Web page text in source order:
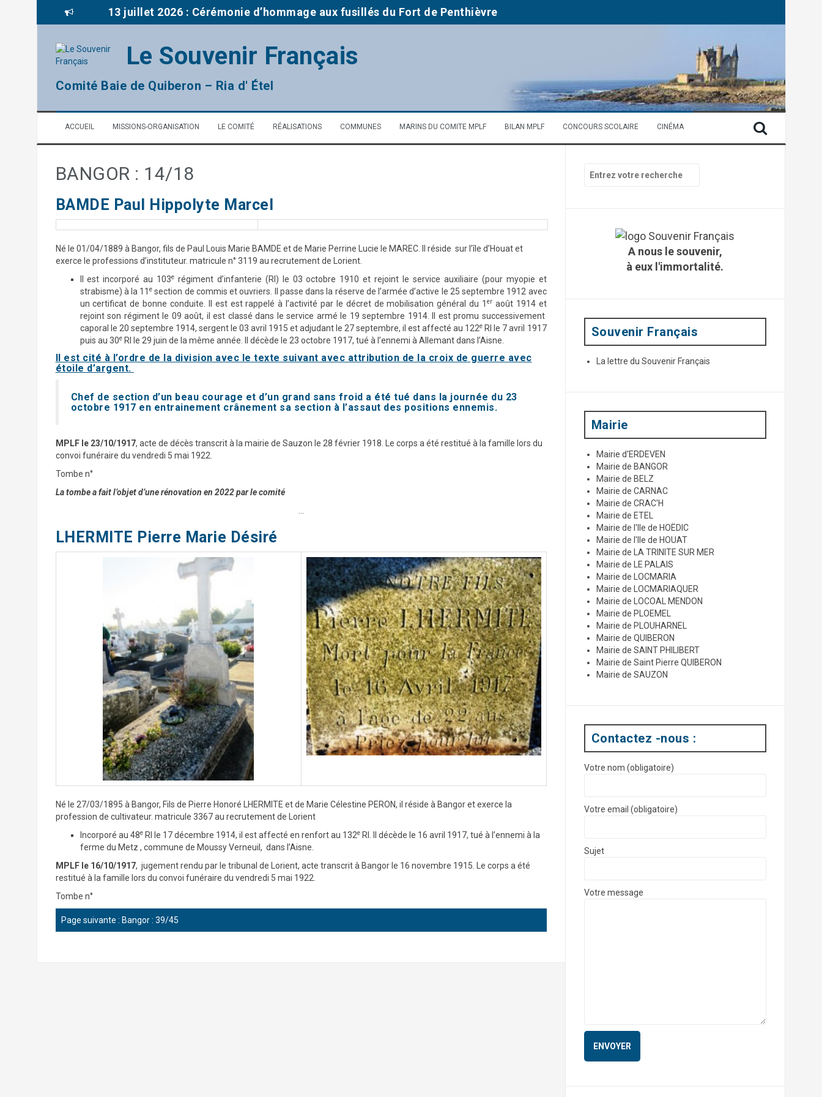
13 juillet 2026 : Cérémonie d’hommage aux fusillés du Fort de Penthièvre
03 juillet : Journée mémorielle concours scolaire 2025-2026
remise prix à la classe de CM2 de Notre Dame des Fleurs de Plouharnel
14 juillet 2026 : Cérémonie fête nationale à LE PALAIS (Belle Île en mer)
Le Souvenir Français
Comité Baie de Quiberon – Ria d' Étel
ACCUEIL MISSIONS-ORGANISATION LE COMITÉ RÉALISATIONS COMMUNES MARINS DU COMITE MPLF BILAN MPLF CONCOURS SCOLAIRE CINÉMA
BANGOR : 14/18
BAMDE Paul Hippolyte Marcel
Né le 01/04/1889 à Bangor, fils de Paul Louis Marie BAMDE et de Marie Perrine Lucie le MAREC. Il réside sur l’île d’Houat et
exerce le professions d’instituteur. matricule n° 3119 au recrutement de Lorient.
Il est incorporé au 103e régiment d’infanterie (RI) le 03 octobre 1910 et rejoint le service auxiliaire (pour myopie et
strabisme) à la 11e section de commis et ouvriers. Il passe dans la réserve de l’armée d’active le 25 septembre 1912 avec
un certificat de bonne conduite. Il est est rappelé à l’activité par le décret de mobilisation général du 1 eraoût 1914 et
rejoint son régiment le 09 août, il est classé dans le service armé le 19 septembre 1914. Il est promu successivement
caporal le 20 septembre 1914, sergent le 03 avril 1915 et adjudant le 27 septembre, il est affecté au 122e RI le 7 avril 1917
puis au 30eRI le 29 juin de la même année. Il décède le 23 octobre 1917, tué à l’ennemi à Allemant dans l’Aisne.
Il est cité à l’ordre de la division avec le texte suivant avec attribution de la croix de guerre avec
étoile d’argent.
Chef de section d’un beau courage et d’un grand sans froid a été tué dans la journée du 23
octobre 1917 en entrainement crânement sa section à l’assaut des positions ennemis.
MPLF le 23/10/1917, acte de décès transcrit à la mairie de Sauzon le 28 février 1918. Le corps a été restitué à la famille lors du
convoi funéraire du vendredi 5 mai 1922.
Tombe n°
La tombe a fait l’objet d’une rénovation en 2022 par le comité
LHERMITE Pierre Marie Désiré
Né le 27/03/1895 à Bangor, Fils de Pierre Honoré LHERMITE et de Marie Célestine PERON, il réside à Bangor et exerce la
profession de cultivateur. matricule 3367 au recrutement de Lorient
Incorporé au 48eRI le 17 décembre 1914, il est affecté en renfort au 132eRI. Il décède le 16 avril 1917, tué à l’ennemi à la
ferme du Metz , commune de Moussy Verneuil, dans l’Aisne.
MPLF le 16/10/1917, jugement rendu par le tribunal de Lorient, acte transcrit à Bangor le 16 novembre 1915. Le corps a été
restitué à la famille lors du convoi funéraire du vendredi 5 mai 1922.
Tombe n°
Page suivante : Bangor : 39/45
r
A nous le souvenir,
à eux l'immortalité.
Souvenir Français
La lettre du Souvenir Français
Mairie
Mairie d'ERDEVEN
Mairie de BANGOR
Mairie de BELZ
Mairie de CARNAC
Mairie de CRAC'H
Mairie de ETEL
Mairie de l'Ile de HOËDIC
Mairie de l'Ile de HOUAT
Mairie de LA TRINITE SUR MER
Mairie de LE PALAIS
Mairie de LOCMARIA
Mairie de LOCMARIAQUER
Mairie de LOCOAL MENDON
Mairie de PLOEMEL
Mairie de PLOUHARNEL
Mairie de QUIBERON
Mairie de SAINT PHILIBERT
Mairie de Saint Pierre QUIBERON
Mairie de SAUZON
Contactez -nous :
Votre nom (obligatoire)
Votre email (obligatoire)
Sujet
Votre message